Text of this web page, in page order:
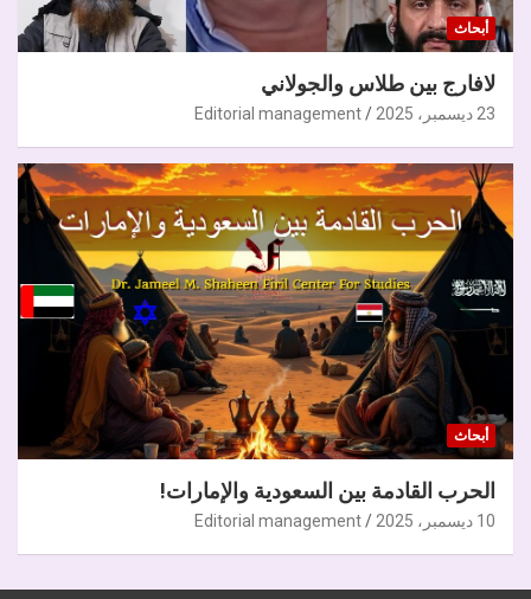
أبحاث
لافارج بين طلاس والجولاني
23 ديسمبر، 2025 Editorial management
أبحاث
الحرب القادمة بين السعودية والإمارات!
10 ديسمبر، 2025 Editorial management